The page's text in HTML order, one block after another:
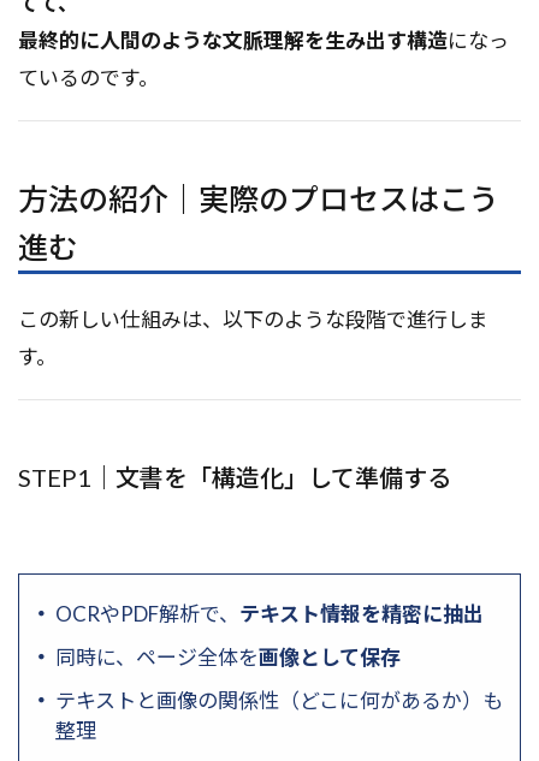
最終的に人間のような文脈理解を生み出す構造になっ
ているのです。
方法の紹介｜実際のプロセスはこう
進む
この新しい仕組みは、以下のような段階で進行しま
す。
STEP1｜文書を「構造化」して準備する
OCRやPDF解析で、 テキスト情報を精密に抽出
同時に、ページ全体を画像として保存
テキストと画像の関係性（どこに何があるか）も
整理